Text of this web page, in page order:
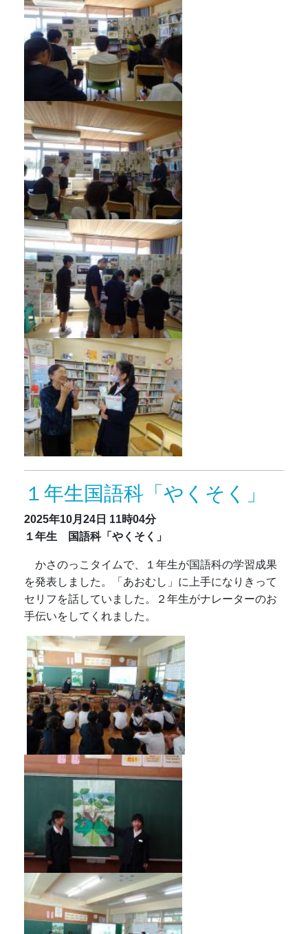
１年生国語科「やくそく」
2025年10月24日 11時04分
１年生 国語科「やくそく」
かさのっこタイムで、１年生が国語科の学習成果
を発表しました。「あおむし」に上手になりきって
セリフを話していました。２年生がナレーターのお
手伝いをしてくれました。